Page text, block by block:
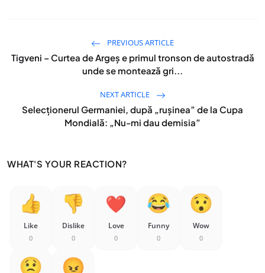
PREVIOUS ARTICLE
Tigveni – Curtea de Argeș e primul tronson de autostradă
unde se montează gri...
NEXT ARTICLE
Selecționerul Germaniei, după „rușinea” de la Cupa
Mondială: „Nu-mi dau demisia”
WHAT'S YOUR REACTION?
Like
0
Dislike
0
Love
0
Funny
0
Wow
0